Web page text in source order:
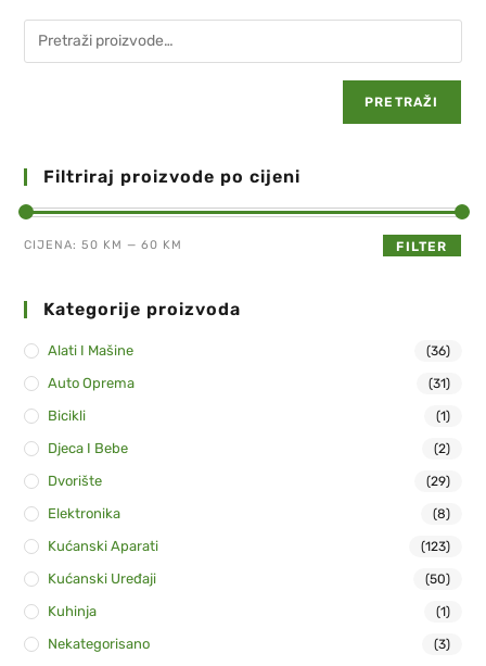
PRETRAŽI
Filtriraj proizvode po cijeni
FILTER
CIJENA:50 KM —60 KM
Kategorije proizvoda
Alati I Mašine (36)
Auto Oprema (31)
Bicikli (1)
Djeca I Bebe (2)
Dvorište (29)
Elektronika (8)
Kućanski Aparati (123)
Kućanski Uređaji (50)
Kuhinja (1)
Nekategorisano (3)